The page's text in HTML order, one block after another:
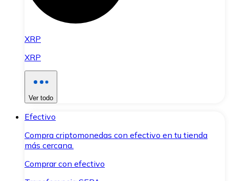
XRP
XRP
Ver todo
Efectivo
Compra criptomonedas con efectivo en tu tienda
más cercana.
Comprar con efectivo